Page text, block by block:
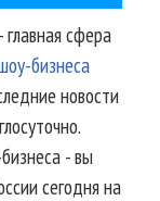
сфера
бизнеса
новости
- вы
сегодня на